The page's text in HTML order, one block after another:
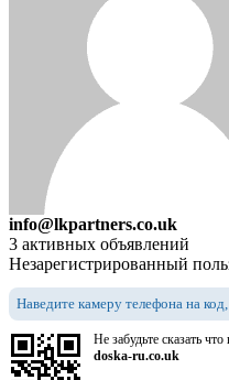
info@lkpartners.co.uk
3 активных объявлений
Незарегистрированный
Наведите камеру телефона на
Не забудьте сказать
doska-ru.co.uk